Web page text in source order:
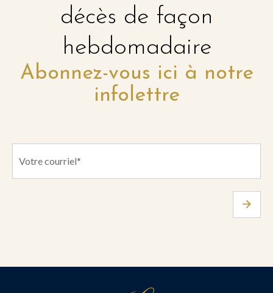
décès de façon
hebdomadaire
Abonnez-vous ici à notre
infolettre